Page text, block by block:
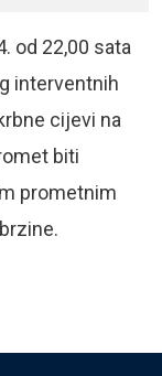
od 22,00 sata
interventnih
cijevi na
biti
prometnim